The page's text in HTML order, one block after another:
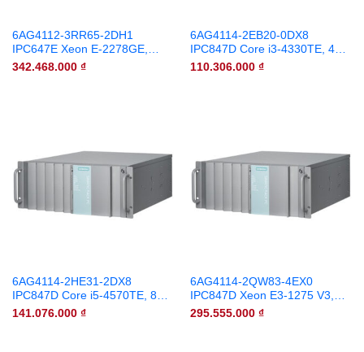
6AG4112-3RR65-2DH1
IPC647E Xeon E-2278GE,
128GB RAM, 960GB SSD,
342.468.000 ₫
6AG4114-2EB20-0DX8
IPC847D Core i3-4330TE, 4GB
RAM, 500GB HDD, Win10
110.306.000 ₫
6AG4114-2HE31-2DX8
IPC847D Core i5-4570TE, 8GB
RAM, 1TB HDD, Win10
141.076.000 ₫
6AG4114-2QW83-4EX0
IPC847D Xeon E3-1275 V3,
32GB RAM, 240GB SSD,
295.555.000 ₫